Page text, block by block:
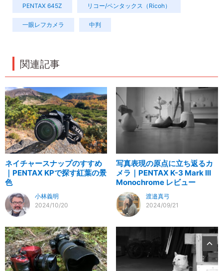
PENTAX 645Z リコー/ペンタックス（Ricoh）
一眼レフカメラ 中判
関連記事
ネイチャースナップのすすめ
｜PENTAX KPで探す紅葉の景
色
小林義明
2024/10/20
写真表現の原点に立ち返るカ
メラ｜PENTAX K-3 Mark III
Monochrome レビュー
渡邉真弓
2024/09/21